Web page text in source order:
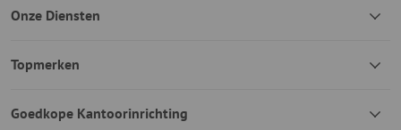
Onze Diensten
Topmerken
Goedkope Kantoorinrichting